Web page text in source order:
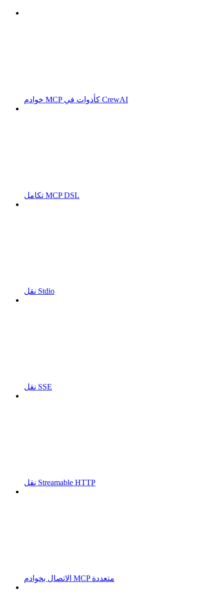
خوادم MCP كأدوات في CrewAI
تكامل MCP DSL
نقل Stdio
نقل SSE
نقل Streamable HTTP
الاتصال بخوادم MCP متعددة